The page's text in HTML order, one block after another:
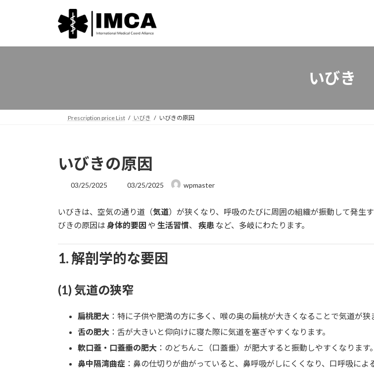
プ
動
いびき
Prescription price List いびき いびきの原因
いびきの原因
03/25/2025
最
新
日
03/25/2025 wpmaster
いびきは、空気の通り道（気道）が狭くなり、呼吸のたびに周囲の組織が振動して発生
びきの原因は 身体的要因 や 生活習慣、 疾患 など、多岐にわたります。
1. 解剖学的な要因
(1) 気道の狭窄
扁桃肥大 ：特に子供や肥満の方に多く、喉の奥の扁桃が大きくなることで気道が狭
舌の肥大 ：舌が大きいと仰向けに寝た際に気道を塞ぎやすくなります。
軟口蓋・口蓋垂の肥大 ：のどちんこ（口蓋垂）が肥大すると振動しやすくなります。
鼻中隔湾曲症 ：鼻の仕切りが曲がっていると、鼻呼吸がしにくくなり、口呼吸によ